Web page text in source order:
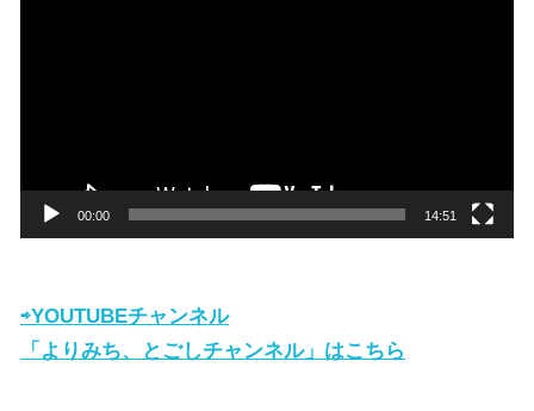
00:00 14:51
⇨YOUTUBEチャンネル
「よりみち、とごしチャンネル」はこちら